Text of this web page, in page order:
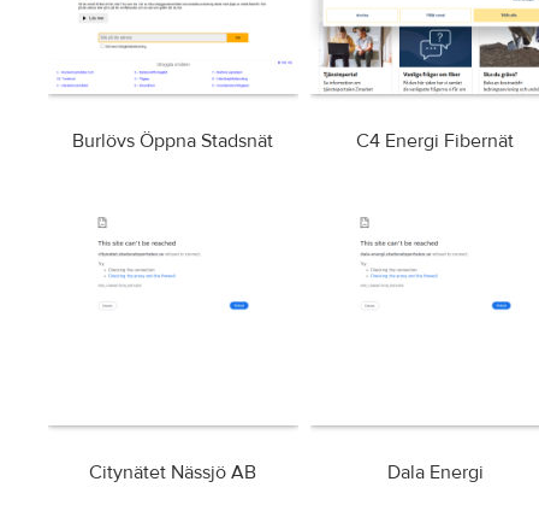
Burlövs Öppna Stadsnät C4 Energi Fibernät
Citynätet Nässjö AB Dala Energi